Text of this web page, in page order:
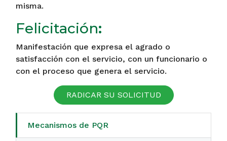
misma.
Felicitación:
Manifestación que expresa el agrado o
satisfacción con el servicio, con un funcionario o
con el proceso que genera el servicio.
RADICAR SU SOLICITUD
Mecanismos de PQR